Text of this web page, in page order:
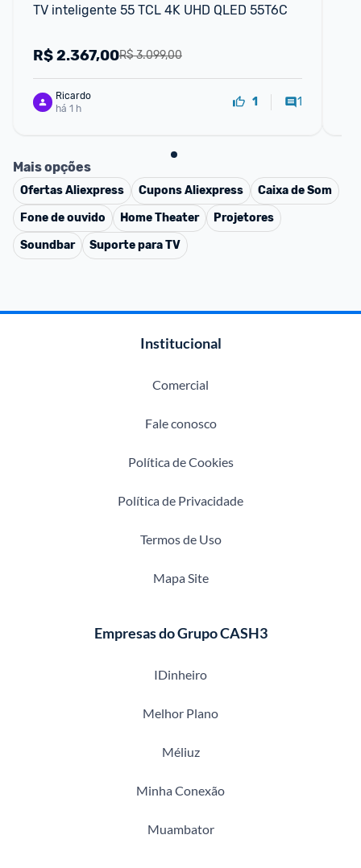
TV inteligente 55 TCL 4K UHD QLED 55T6C
R$ 3.099,00
R$2.367,00
Ricardo
há 1 h
1 1
Mais opções
OfertasAliexpress CuponsAliexpress
Caixa de Som
Fone de ouvido
Home Theater
Projetores
Soundbar
Suporte para TV
Institucional
Comercial
Fale conosco
Política de Cookies
Política de Privacidade
Termos de Uso
Mapa Site
Empresas do Grupo CASH3
IDinheiro
Melhor Plano
Méliuz
Minha Conexão
Muambator